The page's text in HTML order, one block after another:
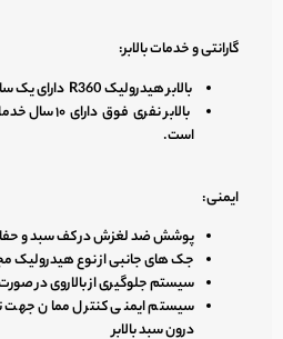
گارانتی و خدمات بالابر:
بالابر هیدرولیک R360 دارای یک سال گارانتی معتبر می باشد.
بالابر نفری
است.
ایمنی:
پوشش ضد لغزش در کف سبد و حفاظ
جک های جانبی از نوع هیدرولیک
سیستم جلوگیری از بالاروی در
سیستم ایمنی کنترل ممان جهت
درون سبد بالابر